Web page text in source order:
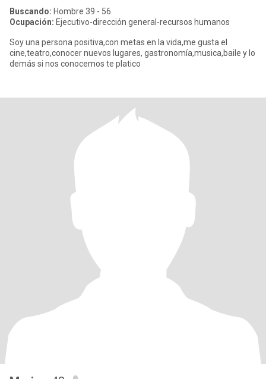
Buscando: Hombre 39 - 56
Ocupación: Ejecutivo-dirección general-recursos humanos
Soy una persona positiva,con metas en la vida,me gusta el
cine,teatro,conocer nuevos lugares, gastronomía,musica,baile y lo
demás si nos conocemos te platico